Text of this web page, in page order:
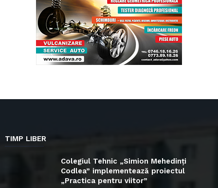
TIMP LIBER
Colegiul Tehnic „Simion Mehedinți
Codlea” implementează proiectul
„Practica pentru viitor”